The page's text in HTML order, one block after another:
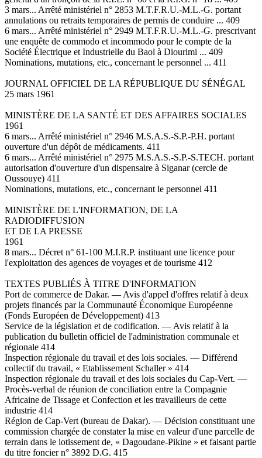
3 mars... Arrêté ministériel n° 2853 M.T.F.R.U.-M.L.-G. portant
annulations ou retraits temporaires de permis de conduire ... 409
6 mars... Arrêté ministériel n° 2949 M.T.F.R.U.-M.L.-G. prescrivant
une enquête de commodo et incommodo pour le compte de la
Société Électrique et Industrielle du Baol à Diourimi ... 409
Nominations, mutations, etc., concernant le personnel ... 411
JOURNAL OFFICIEL DE LA RÉPUBLIQUE DU SÉNÉGAL
25 mars 1961
MINISTÈRE DE LA SANTÉ ET DES AFFAIRES SOCIALES
1961
6 mars... Arrêté ministériel n° 2946 M.S.A.S.-S.P.-P.H. portant
ouverture d'un dépôt de médicaments. 411
6 mars... Arrêté ministériel n° 2975 M.S.A.S.-S.P.-S.TECH. portant
autorisation d'ouverture d'un dispensaire à Siganar (cercle de
Oussouye) 411
Nominations, mutations, etc., concernant le personnel 411
MINISTÈRE DE L'INFORMATION, DE LA
RADIODIFFUSION
ET DE LA PRESSE
1961
8 mars... Décret n° 61-100 M.I.R.P. instituant une licence pour
l'exploitation des agences de voyages et de tourisme 412
TEXTES PUBLIÉS À TITRE D'INFORMATION
Port de commerce de Dakar. — Avis d'appel d'offres relatif à deux
projets financés par la Communauté Économique Européenne
(Fonds Européen de Développement) 413
Service de la législation et de codification. — Avis relatif à la
publication du bulletin officiel de l'administration communale et
régionale 414
Inspection régionale du travail et des lois sociales. — Différend
collectif du travail, « Etablissement Schaller » 414
Inspection régionale du travail et des lois sociales du Cap-Vert. —
Procès-verbal de réunion de conciliation entre la Compagnie
Africaine de Tissage et Confection et les travailleurs de cette
industrie 414
Région de Cap-Vert (bureau de Dakar). — Décision constituant une
commission chargée de constater la mise en valeur d'une parcelle de
terrain dans le lotissement de, « Dagoudane-Pikine » et faisant partie
du titre foncier n° 3892 D.G. 415